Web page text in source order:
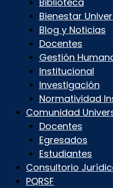
Bienestar
Blog y Noticias
Docentes
Gestión
Institucional
Investigación
Normatividad
Comunidad
Docentes
Egresados
Estudiantes
Consultorio
PQRSF